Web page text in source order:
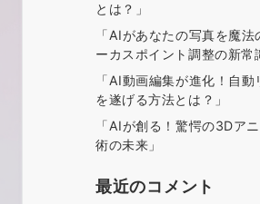
とは？」
「AIがあなたの写真を魔
ーカスポイント調整の新常
「AI動画編集が進化！自
を遂げる方法とは？」
「AIが創る！驚愕の3Dア
術の未来」
最近のコメント